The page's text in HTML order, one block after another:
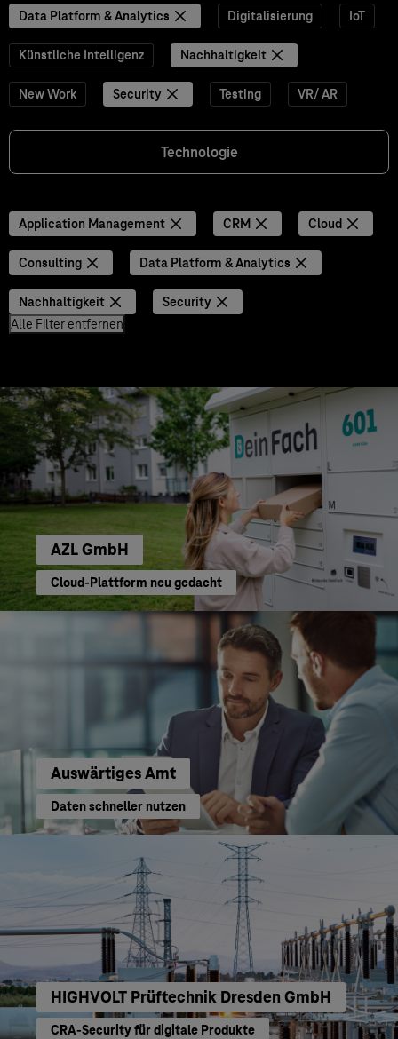
Data Platform & Analytics Digitalisierung IoT
Künstliche Intelligenz Nachhaltigkeit
New Work Security Testing VR/ AR
Technologie
Application Management CRM Cloud
Consulting Data Platform & Analytics
Nachhaltigkeit
Security
Alle Filter entfernen
AZL GmbH
Cloud-Plattform neu gedacht
Auswärtiges Amt
Daten schneller nutzen
HIGHVOLT Prüftechnik Dresden GmbH
CRA-Security für digitale Produkte